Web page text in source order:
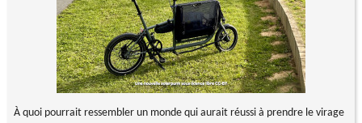
À quoi pourrait ressembler un monde qui aurait réussi à prendre le virage